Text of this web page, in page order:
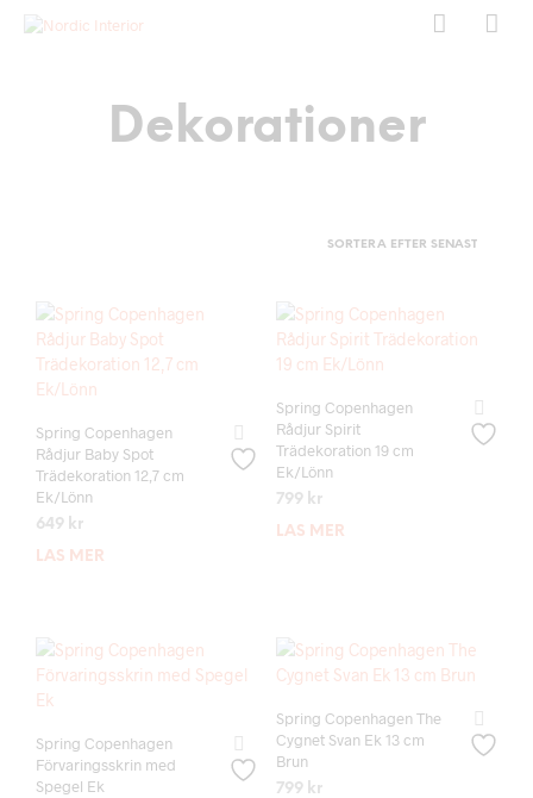
Dekorationer
Spring Copenhagen
Rådjur Baby Spot
Trädekoration 12,7 cm
Ek/Lönn
649 kr
LÄS MER
Spring Copenhagen
Rådjur Spirit
Trädekoration 19 cm
Ek/Lönn
799 kr
LÄS MER
Spring Copenhagen
Förvaringsskrin med
Spegel Ek
Spring Copenhagen The
Cygnet Svan Ek 13 cm
Brun
799 kr